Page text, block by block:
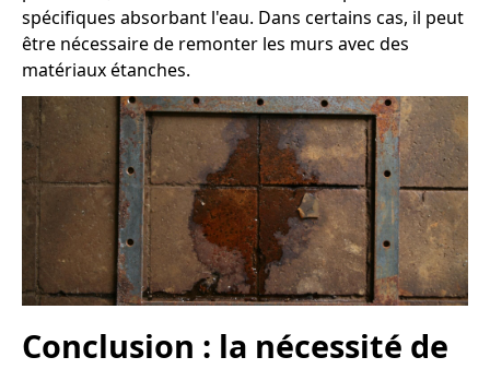
spécifiques absorbant l'eau. Dans certains cas, il peut
être nécessaire de remonter les murs avec des
matériaux étanches.
Conclusion : la nécessité de